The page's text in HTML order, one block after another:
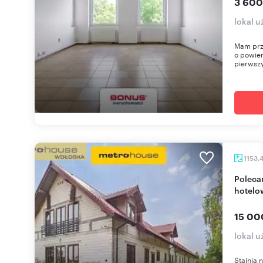
lokal
Mam
o
Polecam dużą stajnię 1153 m² z zapleczem
15
lokal
Stajnia